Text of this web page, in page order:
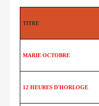
TITRE
MARIE OCTOBRE
12 HEURES D'HORLOGE